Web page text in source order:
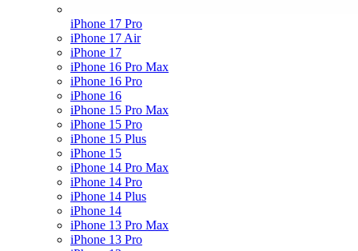
iPhone 17 Pro
iPhone 17 Air
iPhone 17
iPhone 16 Pro Max
iPhone 16 Pro
iPhone 16
iPhone 15 Pro Max
iPhone 15 Pro
iPhone 15 Plus
iPhone 15
iPhone 14 Pro Max
iPhone 14 Pro
iPhone 14 Plus
iPhone 14
iPhone 13 Pro Max
iPhone 13 Pro